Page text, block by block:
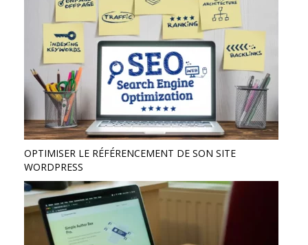
OPTIMISER LE RÉFÉRENCEMENT DE SON SITE
WORDPRESS